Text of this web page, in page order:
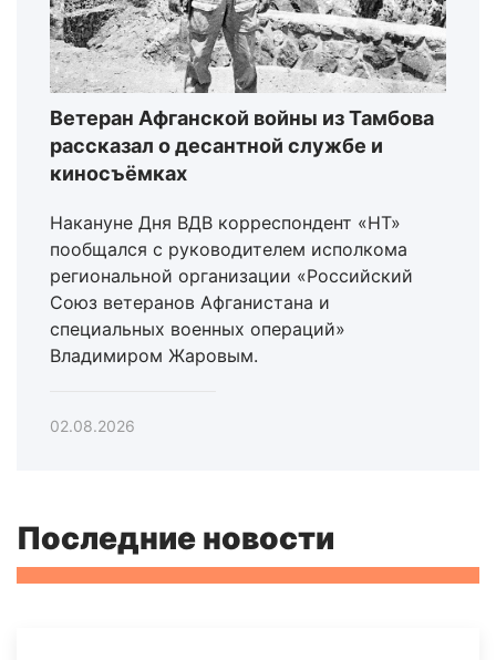
Ветеран Афганской войны из Тамбова
рассказал о десантной службе и
киносъёмках
Накануне Дня ВДВ корреспондент «НТ»
пообщался с руководителем исполкома
региональной организации «Российский
Союз ветеранов Афганистана и
специальных военных операций»
Владимиром Жаровым.
02.08.2026
Последние новости